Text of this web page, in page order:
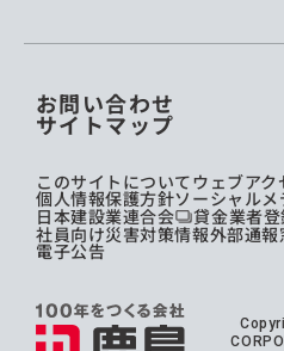
お問い合わせ
サイトマップ
このサイトについてウェブアク
個人情報保護方針ソーシャルメ
日本建設業連合会 貸金業者
社員向け災害対策情報外部通報
電子公告